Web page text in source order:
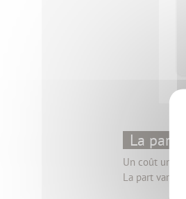
La part
Un coût
La part